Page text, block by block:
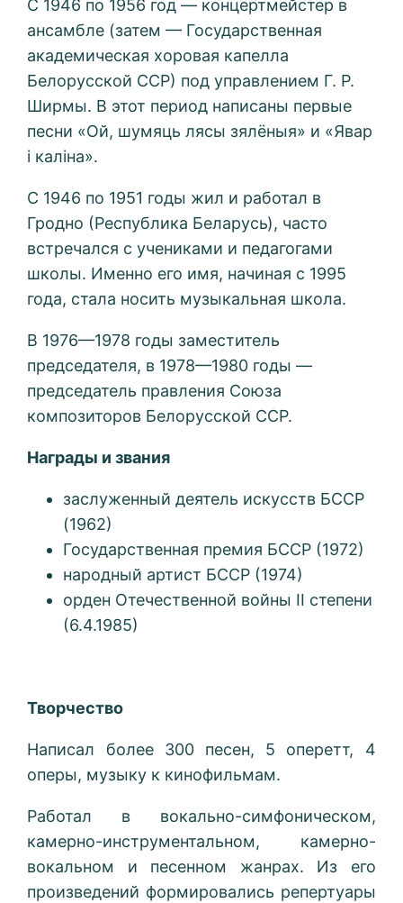
С 1946 по 1956 год — концертмейстер в
ансамбле (затем — Государственная
академическая хоровая капелла
Белорусской ССР) под управлением Г. Р.
Ширмы. В этот период написаны первые
песни «Ой, шумяць лясы зялёныя» и «Явар
i калiна».
С 1946 по 1951 годы жил и работал в
Гродно (Республика Беларусь), часто
встречался с учениками и педагогами
школы. Именно его имя, начиная с 1995
года, стала носить музыкальная школа.
В 1976—1978 годы заместитель
председателя, в 1978—1980 годы —
председатель правления Союза
композиторов Белорусской ССР.
Награды и звания
заслуженный деятель искусств БССР
(1962)
Государственная премия БССР (1972)
народный артист БССР (1974)
орден Отечественной войны II степени
(6.4.1985)
Творчество
Написал более 300 песен, 5 оперетт, 4
оперы, музыку к кинофильмам.
Работал в вокально-симфоническом,
камерно-инструментальном, камерно-
вокальном и песенном жанрах. Из его
произведений формировались репертуары